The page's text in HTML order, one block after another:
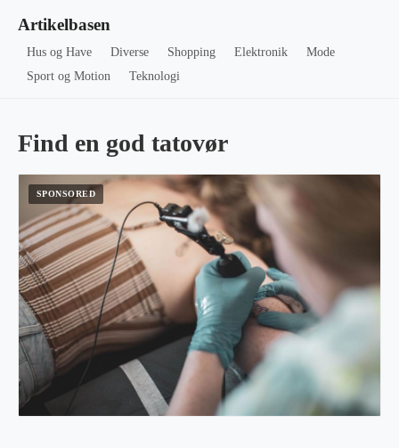
Artikelbasen
Hus og Have Diverse Shopping Elektronik
Mode
Sport og Motion
Teknologi
Find en god tatovør